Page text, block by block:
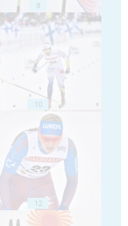
8
10
12